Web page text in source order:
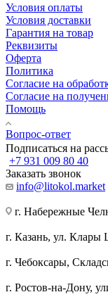
Условия оплаты
Условия доставки
Гарантия на товар
Реквизиты
Оферта
Политика
Согласие на
Согласие на
Помощь
Вопрос-ответ
Подписаться на
+7 931 009 80 40
Заказать звонок
info@litokol.market
г. Набережные
г. Казань, ул. Клары
г. Чебоксары,
г. Ростов-на-Дону,